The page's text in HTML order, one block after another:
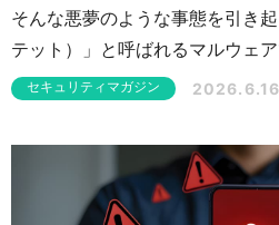
そんな悪夢のような事態を引き
テット）」と呼ばれるマルウェ
ため「もう終わった脅威」と誤
は、Emotetの極めて巧妙な手口
らないための最新対策を徹底解
セキュリティマガジン 2026.6.16